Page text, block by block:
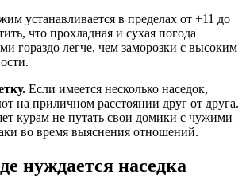
устанавливается в пределах от +11 до
что прохладная и сухая погода
гораздо легче, чем заморозки с высоким
Если имеется несколько наседок,
на приличном расстоянии друг от друга.
курам не путать свои домики с чужими
во время выяснения отношений.
нуждается наседка